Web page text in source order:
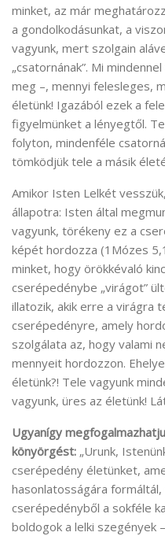
minket, az már
a gondolkodásunkat, a
vagyunk, mert szolgain
„csatornának”. Mi
meg –, mennyi felesleges,
életünk! Igazából ezek a
figyelmünket a lényegtől.
folyton, mindenféle
tömködjük tele a másik
Amikor Isten Lelkét
állapotra: Isten által
vagyunk, törékeny ez a
képét hordozza (1Mózes
minket, hogy örökkévaló
cserépedénybe „virágot”
illatozik, akik erre a virágra
cserépedényre, amely
szolgálata az, hogy valami
mennyeit hordozzon.
életünk?! Tele vagyunk
vagyunk, üres az életünk!
Ugyanígy
könyörgést: „Urunk,
cserépedény életünket,
hasonlatosságára
cserépedényből a sokféle
boldogok a lelki szegények